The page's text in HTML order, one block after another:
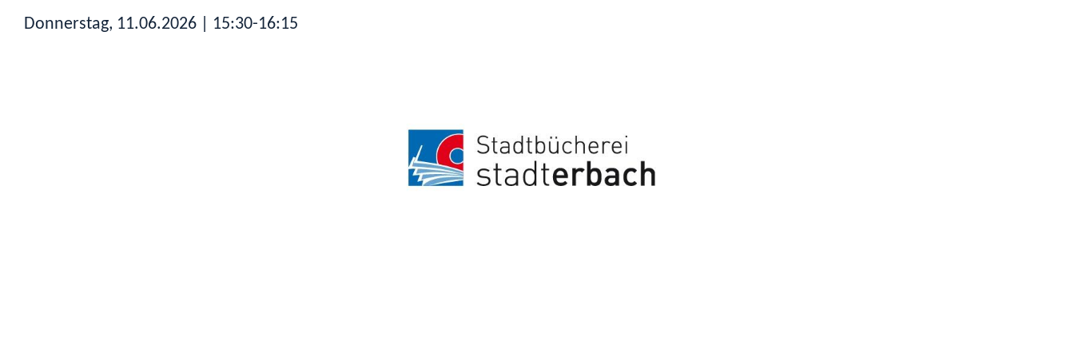
Donnerstag, 11.06.2026 | 15:30-16:15